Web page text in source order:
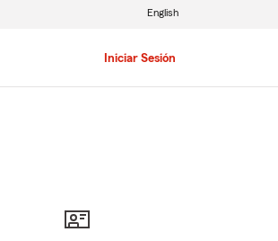
Iniciar Sesión
English